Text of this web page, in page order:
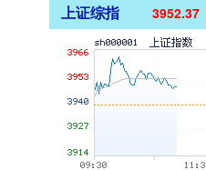
上证综指 3952.37